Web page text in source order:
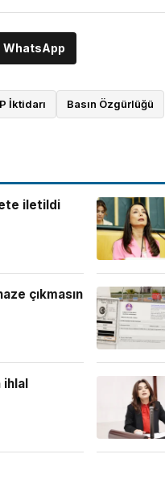
WhatsApp
İktidarı Basın Özgürlüğü
iletildi
çıkmasın
ihlal